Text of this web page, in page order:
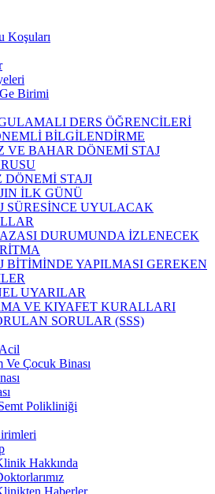
Koşuları
Birimi
DERS ÖĞRENCİLERİ
BİLGİLENDİRME
VE BAHAR DÖNEMİ STAJ
DÖNEMİ STAJI
İLK GÜNÜ
SÜRESİNCE UYULACAK
DURUMUNDA İZLENECEK
BİTİMİNDE YAPILMASI GEREKEN
UYARILAR
VE KIYAFET KURALLARI
SORULAR (SSS)
Ve Çocuk Binası
Polikliniği
Hakkında
Haberler